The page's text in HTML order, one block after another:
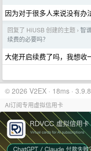
因为对于很多人来说没有办
回复了 HiUSB 创建的主题 › 智
续费的必要吗？
大佬开启续费了吗，我想收
© 2026 V2EX · 18ms ·
AI订阅专用虚拟信用卡